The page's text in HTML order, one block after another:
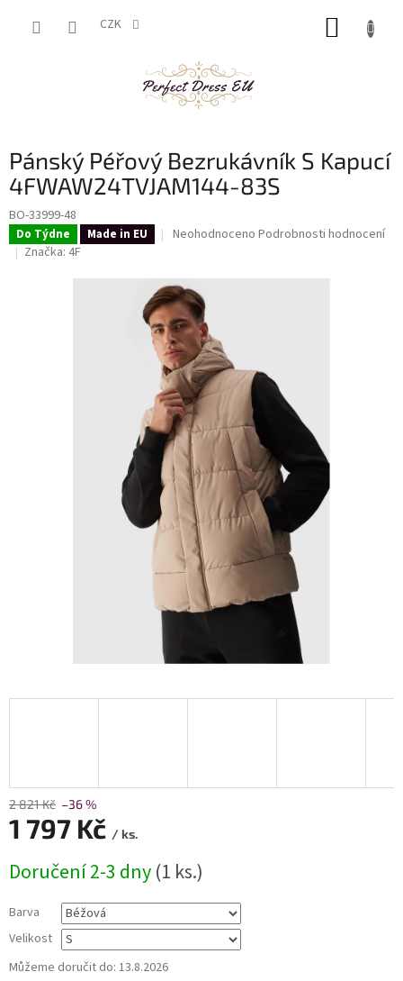
CZK
Pánský Péřový Bezrukávník S Kapucí
4FWAW24TVJAM144-83S
BO-33999-48
Do Týdne Made in EU
Průměrné
je
0,0
z
5
hvězdiček.
Neohodnoceno Podrobnosti hodnocení
Značka: 4F
2 821 Kč –36 %
1 797 Kč / ks.
cena:
Doručení 2-3 dny(1 ks.)
Barva
Velikost
Můžeme doručit do: 13.8.2026